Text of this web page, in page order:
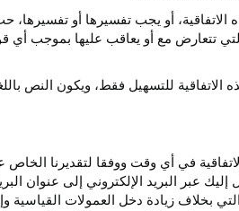
الاتفاقية، أو يجب تفسيرها أو تفسيرها،
تتعارض مع أو يعاقب عليها بموجب أي
الاتفاقية للتسهيل فقط، ويكون النص
في أي وقت ووفقا لتقديرنا الخاص
عبر البريد الإلكتروني إلى عنوان
بخلاف زيادة دخل العمولات